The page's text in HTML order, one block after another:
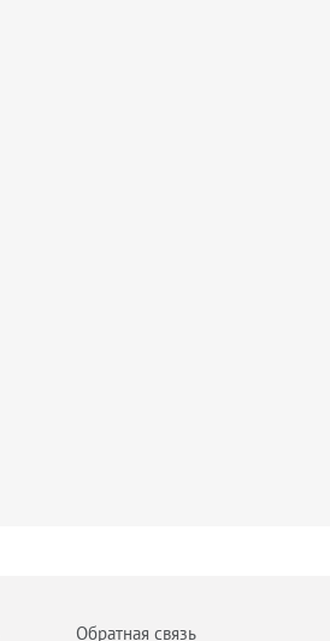
Обратная связь